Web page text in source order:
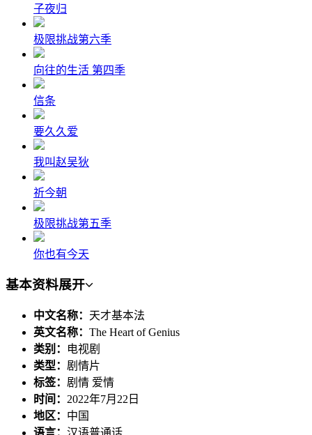
子夜归
极限挑战第六季
向往的生活 第四季
信条
要久久爱
我叫赵吴狄
祈今朝
极限挑战第五季
你也有今天
基本资料展开
中文名称： 天才基本法
英文名称： The Heart of Genius
类别：
电视剧
类型： 剧情片
标签： 剧情 爱情
时间： 2022年7月22日
地区： 中国